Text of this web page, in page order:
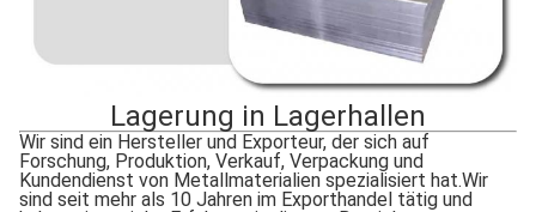
Lagerung in Lagerhallen
Wir sind ein Hersteller und Exporteur, der sich auf
Forschung, Produktion, Verkauf, Verpackung und
Kundendienst von Metallmaterialien spezialisiert hat.Wir
sind seit mehr als 10 Jahren im Exporthandel tätig und